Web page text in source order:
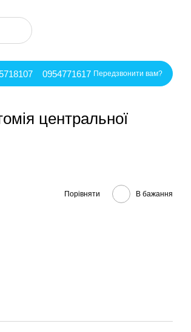
0954771617 Передзвонити вам?
центральної
Порівняти В бажання